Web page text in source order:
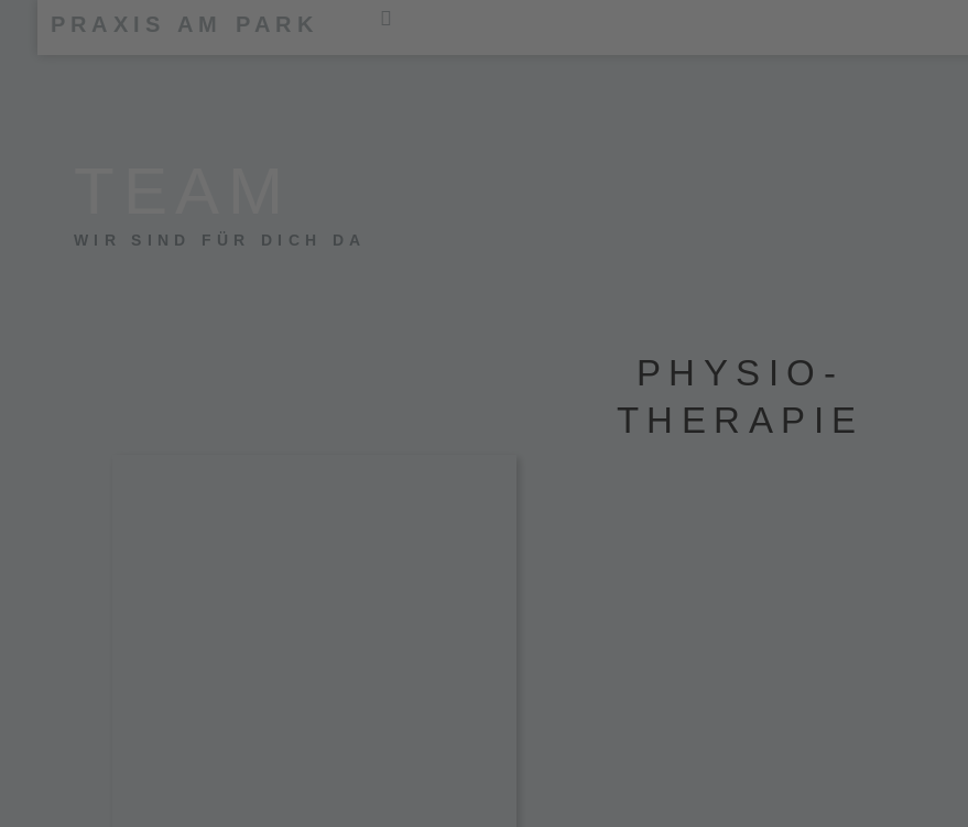
PRAXIS AM PARK
WIR SIND FÜR DICH DA
PHYSIO-
THERAPIE